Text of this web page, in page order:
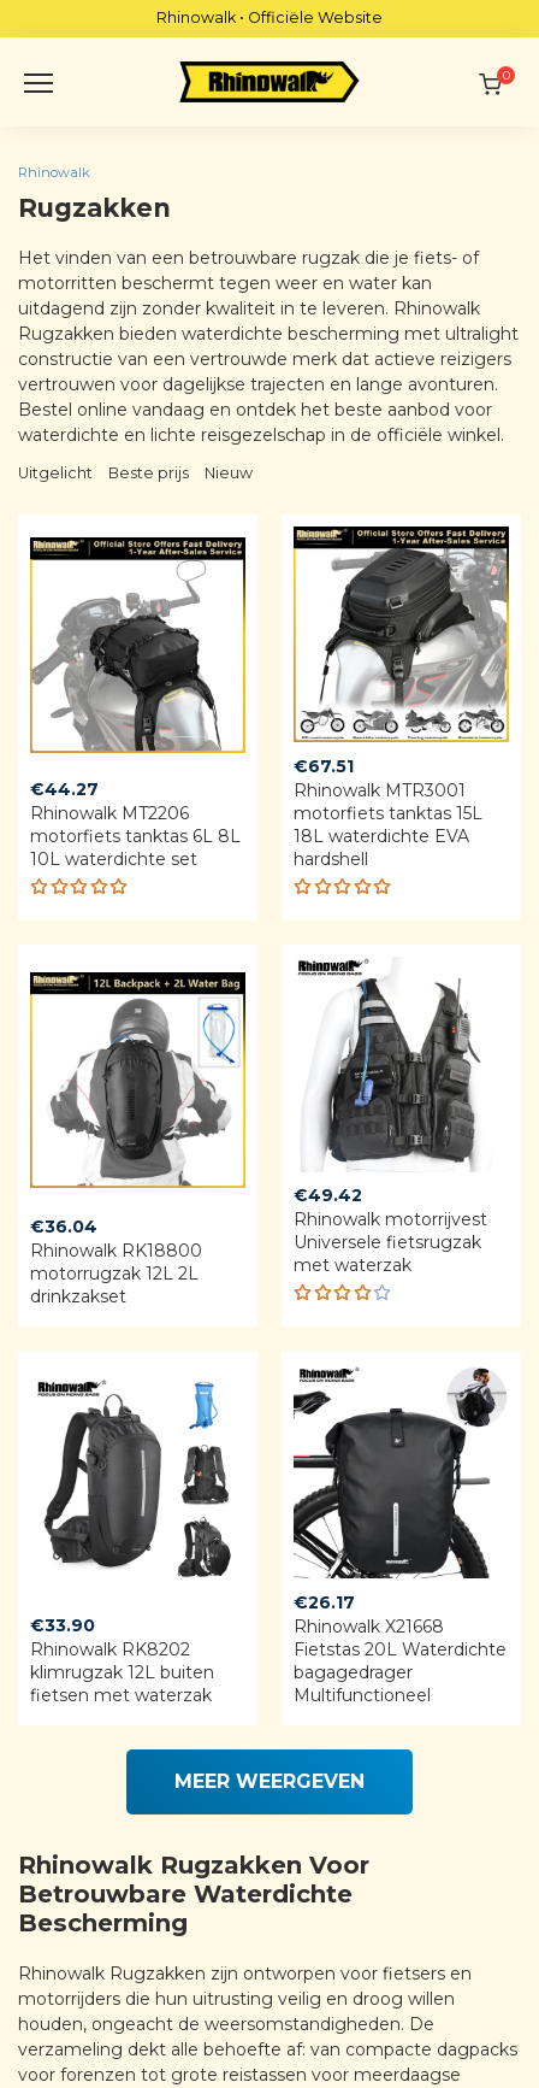
to
Rhinowalk • Officiële Website
0
Rhinowalk
Rugzakken
Het vinden van een betrouwbare rugzak die je fiets- of
motorritten beschermt tegen weer en water kan
uitdagend zijn zonder kwaliteit in te leveren. Rhinowalk
Rugzakken bieden waterdichte bescherming met ultralight
constructie van een vertrouwde merk dat actieve reizigers
vertrouwen voor dagelijkse trajecten en lange avonturen.
Bestel online vandaag en ontdek het beste aanbod voor
waterdichte en lichte reisgezelschap in de officiële winkel.
Uitgelicht Beste prijs Nieuw
€44.27
Rhinowalk MT2206
motorfiets tanktas 6L 8L
10L waterdichte set
Rated
5.00out
€67.51
Rhinowalk MTR3001
motorfiets tanktas 15L
18L waterdichte EVA
hardshell
Rated
5.00out
of 5
€36.04
Rhinowalk RK18800
motorrugzak 12L 2L
drinkzakset
€49.42
Rhinowalk motorrijvest
Universele fietsrugzak
met waterzak
Rated
4.00
out of
5
€33.90
Rhinowalk RK8202
klimrugzak 12L buiten
fietsen met waterzak
€26.17
Rhinowalk X21668
Fietstas 20L Waterdichte
bagagedrager
Multifunctioneel
MEER WEERGEVEN
Rhinowalk Rugzakken Voor
Betrouwbare Waterdichte
Bescherming
Rhinowalk Rugzakken zijn ontworpen voor fietsers en
motorrijders die hun uitrusting veilig en droog willen
houden, ongeacht de weersomstandigheden. De
verzameling dekt alle behoefte af: van compacte dagpacks
voor forenzen tot grote reistassen voor meerdaagse